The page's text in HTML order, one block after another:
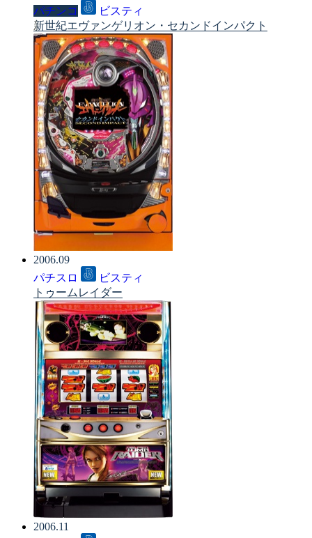
パチンコ
ビスティ
新世紀エヴァンゲリオン・セカンドインパクト
2006.09
パチスロ
ビスティ
トゥームレイダー
2006.11